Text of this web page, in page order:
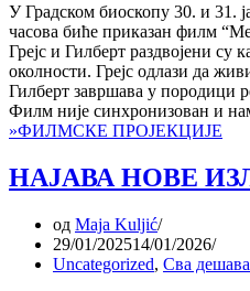
У Градском биоскопу 30. и 31.
часова биће приказан филм
Грејс и Гилберт раздвојени су
околности. Грејс одлази да
Гилберт завршава у породици
Филм није синхронизован и
»ФИЛМСКЕ ПРОЈЕКЦИЈЕ
НАЈАВА НОВЕ
од Maja Kuljić
29/01/202514/01/2026
Uncategorized, Сва